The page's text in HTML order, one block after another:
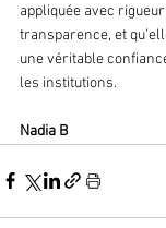
appliquée avec
transparence, et
une véritable
les institutions.
Nadia B